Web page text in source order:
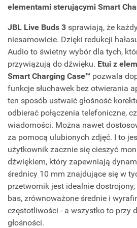
elementami sterującymi Smart
JBL Live Buds 3 sprawiają, że
niesamowicie. Dzięki redukcji
Audio to świetny wybór dla tych,
przywiązują do dźwięku. Etui z
Smart Charging Case™ pozwala
funkcje słuchawek bez otwierania
ten sposób ustwaić głośność
odbierać połączenia telefoniczne,
wiadomości. Można nawet
za pomocą ulubionych zdjęć. I to
użytkownik zacznie się cieszyć
dźwiękiem, który zapewniają
średnicy 10 mm znajdujące się w
przetwornik jest idealnie dostrojony,
bas, zrównoważone średnie i
częstotliwości - a wszystko to przy
głośności.